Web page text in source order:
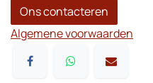
Ons contacteren
Algemene voorwaarden